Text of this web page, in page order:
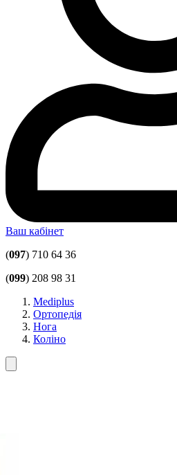
Ваш кабінет
(097) 710 64 36
(099) 208 98 31
Mediplus
Ортопедія
Нога
Коліно